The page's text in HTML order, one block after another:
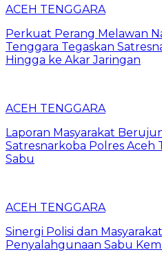
ACEH TENGGARA
Perkuat Perang Melawan
Tenggara Tegaskan
Hingga ke Akar Jaringan
ACEH TENGGARA
Laporan Masyarakat
Satresnarkoba Polres Aceh
Sabu
ACEH TENGGARA
Sinergi Polisi dan
Penyalahgunaan Sabu